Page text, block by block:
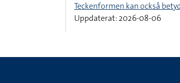
Teckenformen kan också
Uppdaterat: 2026-08-06